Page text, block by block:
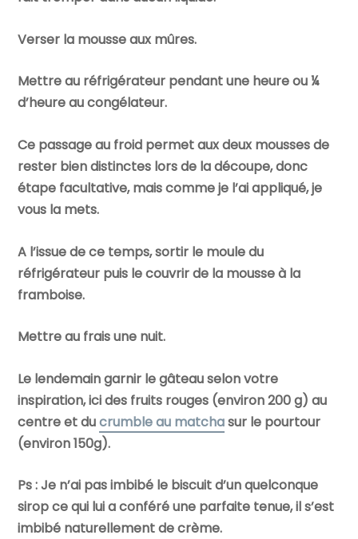
Verser la mousse aux mûres.
Mettre au réfrigérateur pendant une heure ou ¼
d’heure au congélateur.
Ce passage au froid permet aux deux mousses de
rester bien distinctes lors de la découpe, donc
étape facultative, mais comme je l’ai appliqué, je
vous la mets.
A l’issue de ce temps, sortir le moule du
réfrigérateur puis le couvrir de la mousse à la
framboise.
Mettre au frais une nuit.
Le lendemain garnir le gâteau selon votre
inspiration, ici des fruits rouges (environ 200 g) au
centre et ducrumble au matchasur le pourtour
(environ 150g).
Ps : Je n’ai pas imbibé le biscuit d’un quelconque
sirop ce qui lui a conféré une parfaite tenue, il s’est
imbibé naturellement de crème.